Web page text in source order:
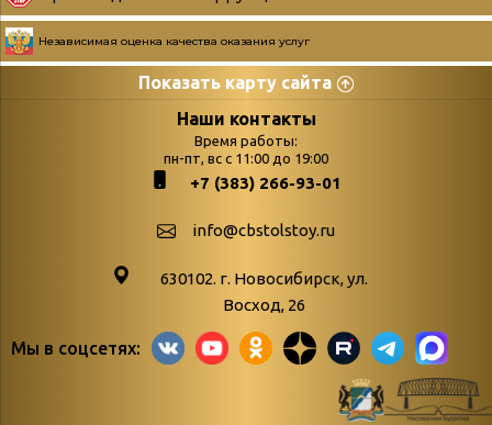
Независимая оценка качества оказания услуг
Показать карту сайта
Страницы
podvedenie-itogov-festivalya-
paskhalnaya-palitra
Библионочь – как ярмарка точь-в-
поступлений
Война. Народ.
живые»
«Мне всё
Наши контакты
Время работы:
пн-пт, вс с 11:00 до 19:00
+7 (383) 266-93-01
info@cbstolstoy.ru
630102. г. Новосибирск, ул.
Восход, 26
Мы в соцсетях: